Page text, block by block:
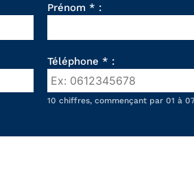
Prénom * :
Téléphone * :
10 chiffres, commençant par 01 à